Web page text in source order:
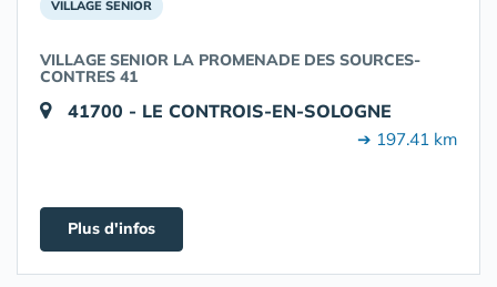
VILLAGE SENIOR
VILLAGE SENIOR LA PROMENADE DES SOURCES-
CONTRES 41
41700 - LE CONTROIS-EN-SOLOGNE
➔ 197.41 km
Plus d'infos